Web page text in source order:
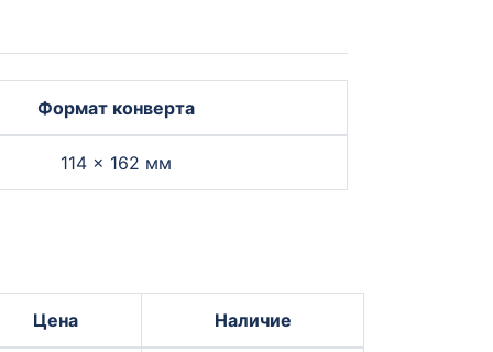
Формат конверта
114 × 162 мм
Цена Наличие